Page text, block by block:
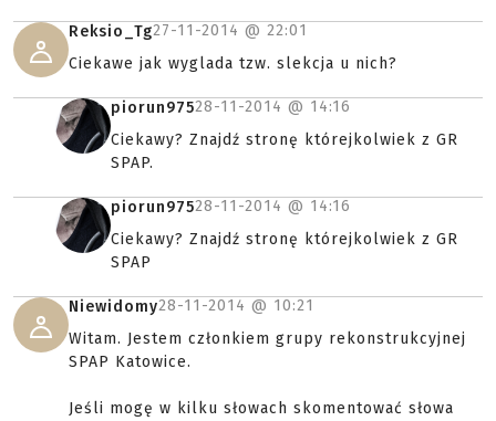
Reksio_Tg27-11-2014 @ 22:01
Ciekawe jak wyglada tzw. slekcja u nich?
piorun97528-11-2014 @ 14:16
Ciekawy? Znajdź stronę którejkolwiek z GR
SPAP.
piorun97528-11-2014 @ 14:16
Ciekawy? Znajdź stronę którejkolwiek z GR
SPAP
Niewidomy28-11-2014 @ 10:21
Witam. Jestem członkiem grupy rekonstrukcyjnej
SPAP Katowice.
Jeśli mogę w kilku słowach skomentować słowa